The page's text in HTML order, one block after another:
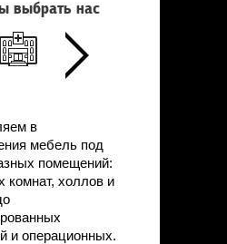
выбрать нас
в
мебель под
помещений:
комнат, холлов и
и операционных.